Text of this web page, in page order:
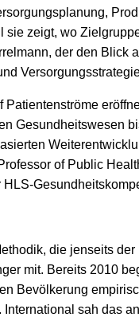
sie zeigt, wo
der den Blick
Gesundheitswesen
of Public
die jenseits
mit. Bereits 2010
Bevölkerung
sah das